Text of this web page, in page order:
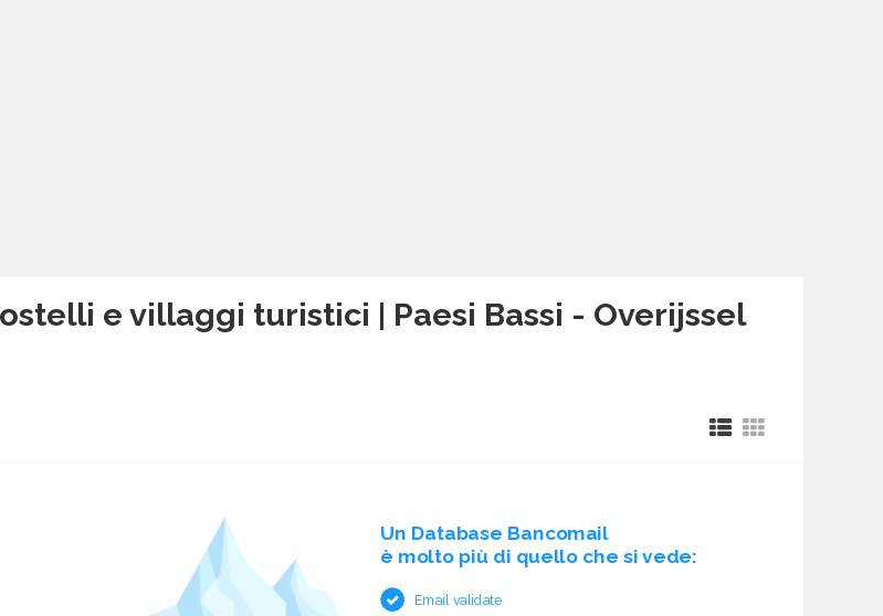
e villaggi turistici | Paesi Bassi - Overijssel
Un Database Bancomail
è molto più di quello che si vede:
Email validate